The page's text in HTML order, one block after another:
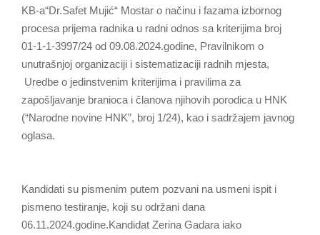
KB-a“Dr.Safet Mujić“ Mostar o načinu i fazama izbornog
procesa prijema radnika u radni odnos sa kriterijima broj
01-1-1-3997/24 od 09.08.2024.godine, Pravilnikom o
unutrašnjoj organizaciji i sistematizaciji radnih mjesta,
Uredbe o jedinstvenim kriterijima i pravilima za
zapošljavanje branioca i članova njihovih porodica u HNK
(“Narodne novine HNK”, broj 1/24), kao i sadržajem javnog
oglasa.
Kandidati su pismenim putem pozvani na usmeni ispit i
pismeno testiranje, koji su održani dana
06.11.2024.godine.Kandidat Zerina Gadara iako